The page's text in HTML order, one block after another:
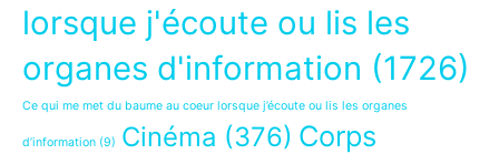
lorsque j'écoute ou lis les
organes d'information (1726)
Ce qui me met du baume au coeur lorsque j’écoute ou lis les organes
d’information (9) Cinéma (376) Corps